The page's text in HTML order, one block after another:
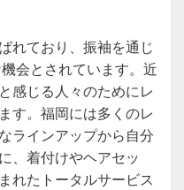
れており、振袖を通じ
会とされています。近
感じる人々のためにレ
す。福岡には多くのレ
ラインアップから自分
、着付けやヘアセッ
れたトータルサービス